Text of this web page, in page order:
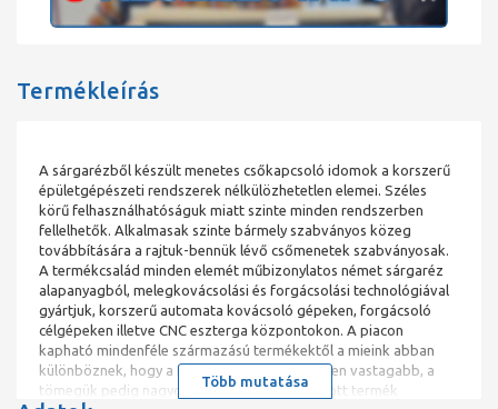
Termékleírás
A sárgarézből készült menetes csőkapcsoló idomok a korszerű
épületgépészeti rendszerek nélkülözhetetlen elemei. Széles
körű felhasználhatóságuk miatt szinte minden rendszerben
fellelhetők. Alkalmasak szinte bármely szabványos közeg
továbbítására a rajtuk-bennük lévő csőmenetek szabványosak.
A termékcsalád minden elemét műbizonylatos német sárgaréz
alapanyagból, melegkovácsolási és forgácsolási technológiával
gyártjuk, korszerű automata kovácsoló gépeken, forgácsoló
célgépeken illetve CNC eszterga központokon. A piacon
kapható mindenféle származású termékektől a mieink abban
különböznek, hogy a falvastagságuk jelentősen vastagabb, a
tömegük pedig nagyobb. A több milliós eladott termék
Több mutatása